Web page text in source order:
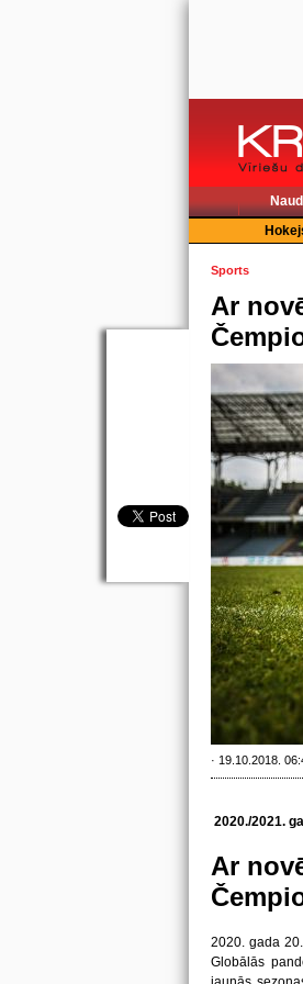
Sports
Ar
· 19.10.2018.
2020./2021.
Ar
2020. gada
Globālās